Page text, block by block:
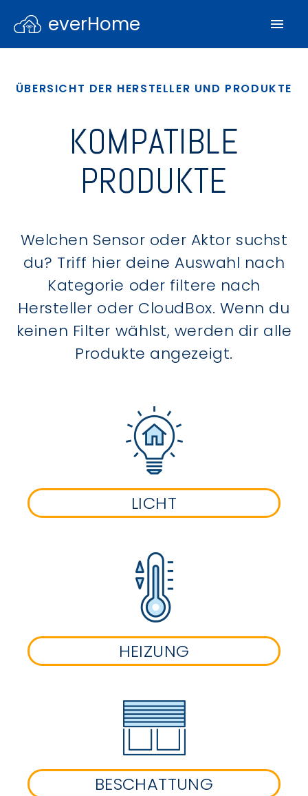
everHome
ÜBERSICHT DER HERSTELLER UND PRODUKTE
KOMPATIBLE
PRODUKTE
Welchen Sensor oder Aktor suchst
du? Triff hier deine Auswahl nach
Kategorie oder filtere nach
Hersteller oder CloudBox. Wenn du
keinen Filter wählst, werden dir alle
Produkte angezeigt.
LICHT
HEIZUNG
BESCHATTUNG